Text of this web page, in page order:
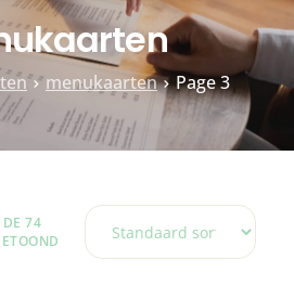
menukaarten Page 3
DE 74